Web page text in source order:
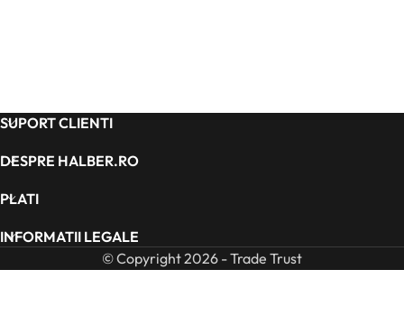
SUPORT CLIENTI
DESPRE HALBER.RO
PLATI
INFORMATII LEGALE
© Copyright 2026 - Trade Trust